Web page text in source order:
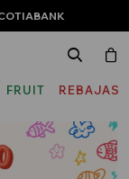
FRUIT
THE
LOOM
REBAJAS